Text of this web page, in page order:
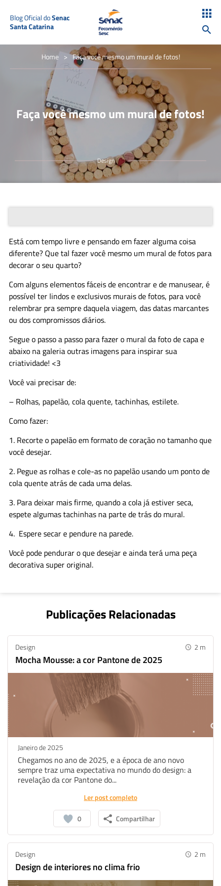
Blog Oficial doSenac
Santa Catarina
Home > Faça você mesmo um mural de fotos!
Faça você mesmo um mural de fotos!
Design
Está com tempo livre e pensando em fazer alguma coisa
diferente? Que tal fazer você mesmo um mural de fotos para
decorar o seu quarto?
Com alguns elementos fáceis de encontrar e de manusear, é
possível ter lindos e exclusivos murais de fotos, para você
relembrar pra sempre daquela viagem, das datas marcantes
ou dos compromissos diários.
Segue o passo a passo para fazer o mural da foto de capa e
abaixo na galeria outras imagens para inspirar sua
criatividade! <3
Você vai precisar de:
– Rolhas, papelão, cola quente, tachinhas, estilete.
Como fazer:
1. Recorte o papelão em formato de coração no tamanho que
você desejar.
2. Pegue as rolhas e cole-as no papelão usando um ponto de
cola quente atrás de cada uma delas.
3. Para deixar mais firme, quando a cola já estiver seca,
espete algumas tachinhas na parte de trás do mural.
4. Espere secar e pendure na parede.
Você pode pendurar o que desejar e ainda terá uma peça
decorativa super original.
Publicações Relacionadas
Design 2 m
Mocha Mousse: a cor Pantone de 2025
Janeiro de 2025
Chegamos no ano de 2025, e a época de ano novo
sempre traz uma expectativa no mundo do design: a
revelação da cor Pantone do...
Ler post completo
0 Compartilhar
Design 2 m
Design de interiores no clima frio